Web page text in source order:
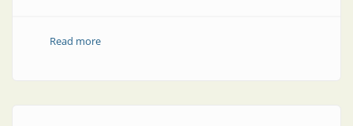
Read moreabout Ser sostenible o ser renovable, ¿qué es mejor?